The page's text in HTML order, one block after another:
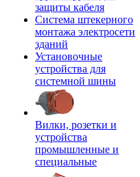
защиты кабеля
Система штекерного
монтажа электросети
зданий
Установочные
устройства для
системной шины
Вилки, розетки и
устройства
промышленные и
специальные